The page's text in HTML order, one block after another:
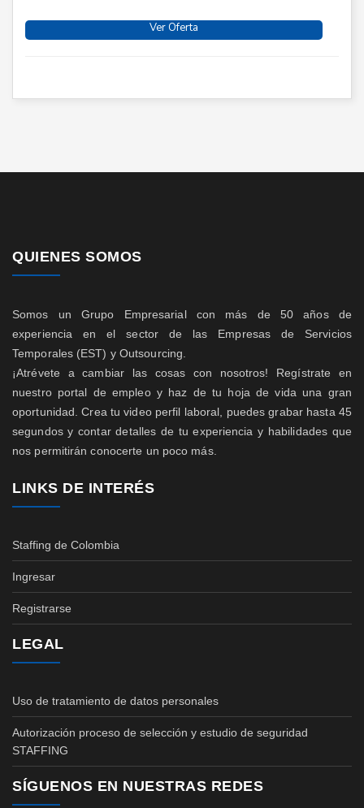
Ver Oferta
QUIENES SOMOS
Somos un Grupo Empresarial con más de 50 años de
experiencia en el sector de las Empresas de Servicios
Temporales (EST) y Outsourcing.
¡Atrévete a cambiar las cosas con nosotros! Regístrate en
nuestro portal de empleo y haz de tu hoja de vida una gran
oportunidad. Crea tu video perfil laboral, puedes grabar hasta 45
segundos y contar detalles de tu experiencia y habilidades que
nos permitirán conocerte un poco más.
LINKS DE INTERÉS
Staffing de Colombia
Ingresar
Registrarse
LEGAL
Uso de tratamiento de datos personales
Autorización proceso de selección y estudio de seguridad
STAFFING
SÍGUENOS EN NUESTRAS REDES